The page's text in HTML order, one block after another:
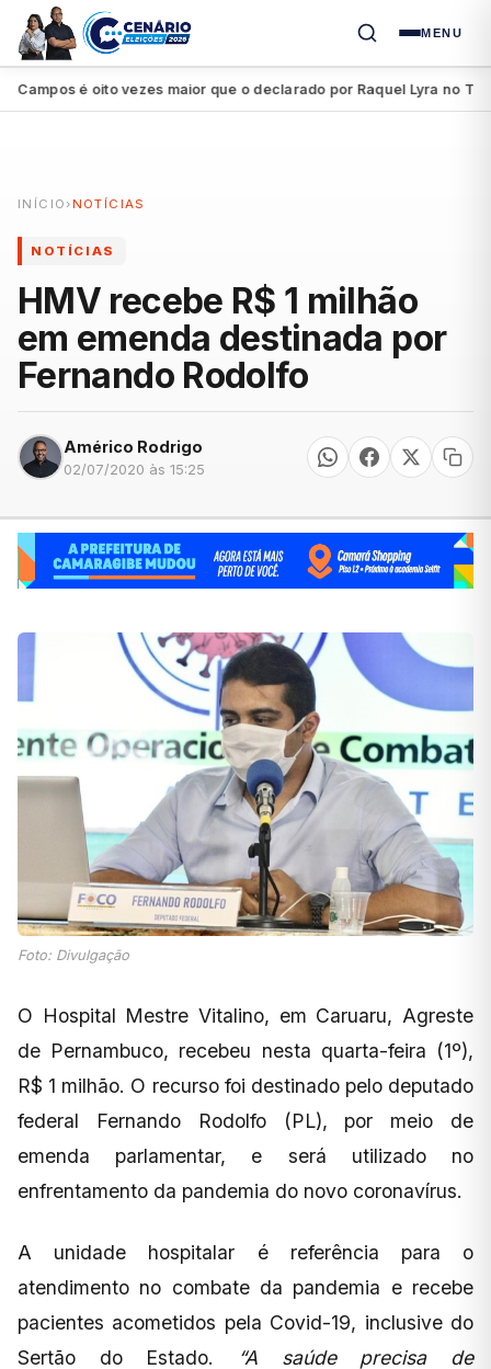
MENU
é oito vezes maior que o declarado por Raquel Lyra no TSE●
INÍCIO › NOTÍCIAS
NOTÍCIAS
HMV recebe R$ 1 milhão
em emenda destinada por
Fernando Rodolfo
Américo Rodrigo
02/07/2020 às 15:25
Foto: Divulgação
O Hospital Mestre Vitalino, em Caruaru, Agreste
de Pernambuco, recebeu nesta quarta-feira (1º),
R$ 1 milhão. O recurso foi destinado pelo deputado
federal Fernando Rodolfo (PL), por meio de
emenda parlamentar, e será utilizado no
enfrentamento da pandemia do novo coronavírus.
A unidade hospitalar é referência para o
atendimento no combate da pandemia e recebe
pacientes acometidos pela Covid-19, inclusive do
Sertão do Estado.
“A saúde precisa de